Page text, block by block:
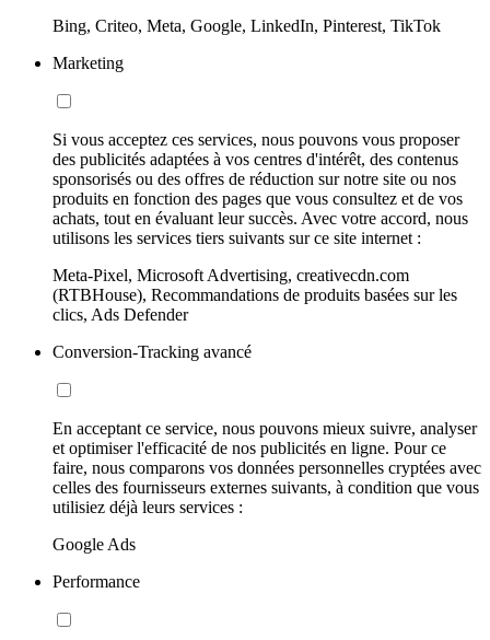
Bing, Criteo, Meta, Google, LinkedIn, Pinterest, TikTok
Marketing
Si vous acceptez ces services, nous pouvons vous proposer
des publicités adaptées à vos centres d'intérêt, des contenus
sponsorisés ou des offres de réduction sur notre site ou nos
produits en fonction des pages que vous consultez et de vos
achats, tout en évaluant leur succès. Avec votre accord, nous
utilisons les services tiers suivants sur ce site internet :
Meta-Pixel, Microsoft Advertising, creativecdn.com
(RTBHouse), Recommandations de produits basées sur les
clics, Ads Defender
Conversion-Tracking avancé
En acceptant ce service, nous pouvons mieux suivre, analyser
et optimiser l'efficacité de nos publicités en ligne. Pour ce
faire, nous comparons vos données personnelles cryptées avec
celles des fournisseurs externes suivants, à condition que vous
utilisiez déjà leurs services :
Google Ads
Performance